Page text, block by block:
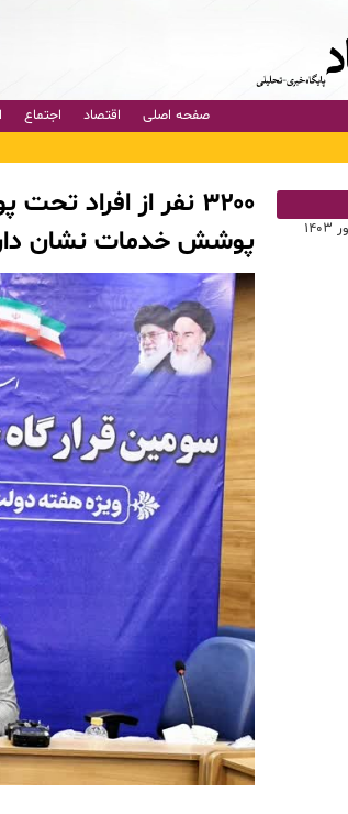
صفحه اصلی اقتصاد اجتماع
۳۲۰۰ نفر از
پوشش خدمات نشان